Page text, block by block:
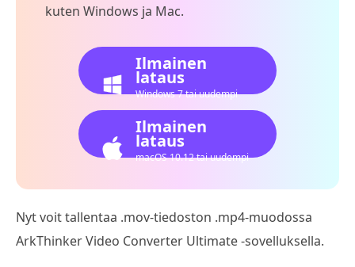
kuten Windows ja Mac.
Ilmainen
lataus
Windows 7 tai uudempi
Ilmainen
lataus
macOS 10.12 tai uudempi
Nyt voit tallentaa .mov-tiedoston .mp4-muodossa
ArkThinker Video Converter Ultimate -sovelluksella.